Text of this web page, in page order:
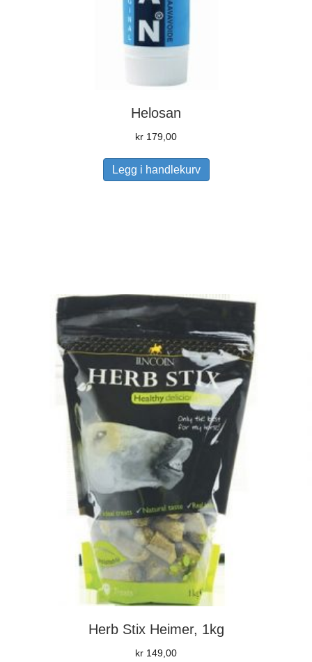
Helosan
kr 179,00
Legg i handlekurv
Herb Stix Heimer, 1kg
kr 149,00